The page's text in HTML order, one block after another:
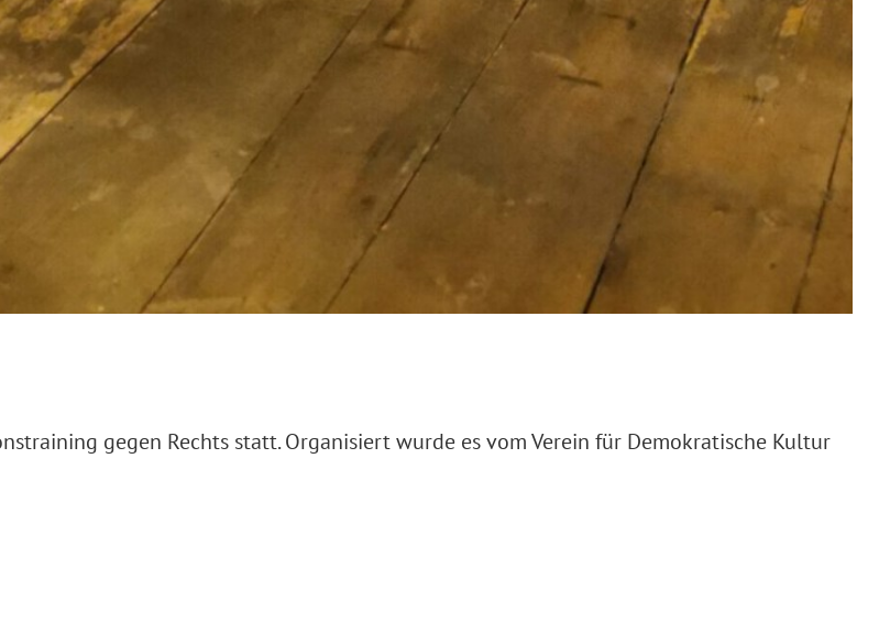
gegen Rechts statt. Organisiert wurde es vom Verein für Demokratische Kultur